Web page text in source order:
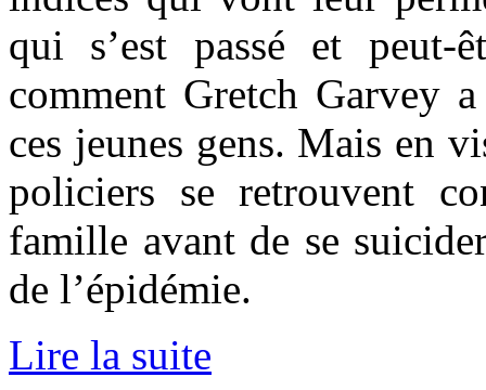
qui s’est passé et peut-
comment Gretch Garvey
ces jeunes gens. Mais en
policiers se retrouvent
famille avant de se
de l’épidémie.
Lire la suite